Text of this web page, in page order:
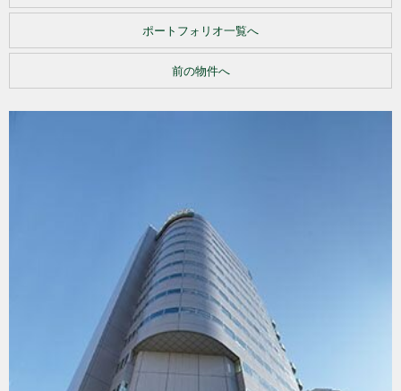
ポートフォリオ一覧へ
前の物件へ